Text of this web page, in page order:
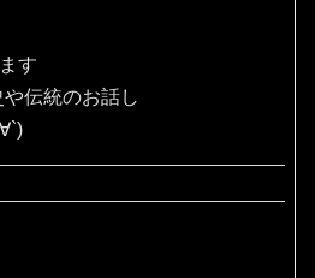
す
伝統のお話し